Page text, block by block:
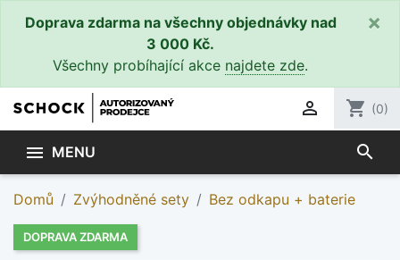
Doprava zdarma na všechny objednávky nad
3 000 Kč.
Všechny probíhající akce najdete zde.
×
 shopping_cart (0)
 MENU search
Domů Zvýhodněné sety Bez odkapu + baterie
DOPRAVA ZDARMA